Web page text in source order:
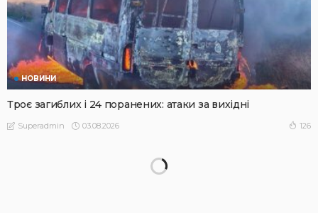
НОВИНИ
Троє загиблих і 24 поранених: атаки за вихідні
Superadmin 03.08.2026 126